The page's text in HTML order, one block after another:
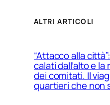
ALTRI ARTICOLI
“Attacco alla
calati dall’alto e
dei comitati. Il
quartieri che non